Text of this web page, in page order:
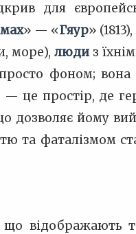
для
» — «Гяур»
море),люди з
фоном; вона
це простір, де
дозволяє йому
та фаталізмом
відображають